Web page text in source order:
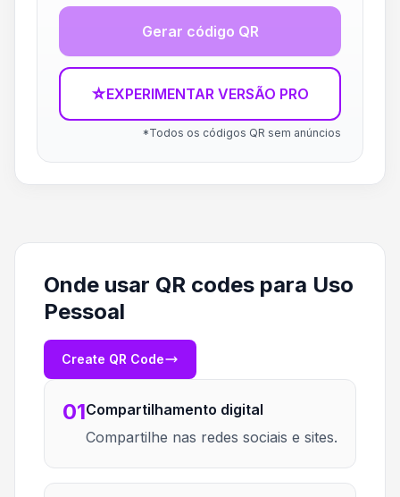
Gerar código QR
☆EXPERIMENTAR VERSÃO PRO
*Todos os códigos QR sem anúncios
Onde usar QR codes para Uso
Pessoal
Create QR Code
01Compartilhamento digital
Compartilhe nas redes sociais e sites.